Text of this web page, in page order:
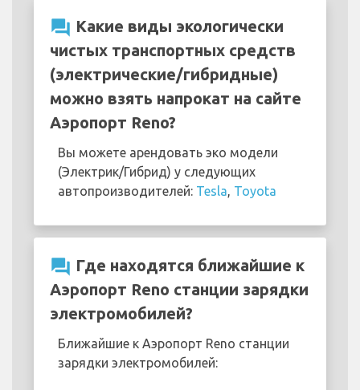
question_answer Какие виды экологически
чистых транспортных средств
(электрические/гибридные)
можно взять напрокат на сайте
Аэропорт Reno?
Вы можете арендовать эко модели
(Электрик/Гибрид) у следующих
автопроизводителей: Tesla, Toyota
question_answer Где находятся ближайшие к
Аэропорт Reno станции зарядки
электромобилей?
Ближайшие к Аэропорт Reno станции
зарядки электромобилей: